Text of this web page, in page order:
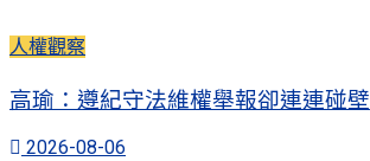
人權觀察
高瑜：遵紀守法維權舉報卻連連碰壁
2026-08-06